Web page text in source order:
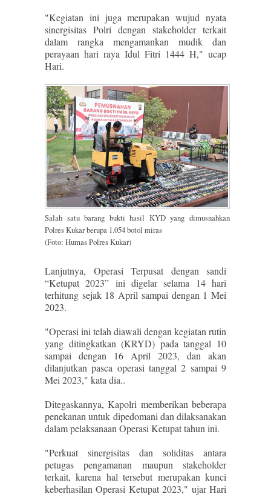
"Kegiatan ini juga merupakan wujud nyata
sinergisitas Polri dengan stakeholder terkait
dalam rangka mengamankan mudik dan
perayaan hari raya Idul Fitri 1444 H," ucap
Hari.
Salah satu barang bukti hasil KYD yang dimusnahkan
Polres Kukar berupa 1.054 botol miras
(Foto: Humas Polres Kukar)
Lanjutnya, Operasi Terpusat dengan sandi
“Ketupat 2023” ini digelar selama 14 hari
terhitung sejak 18 April sampai dengan 1 Mei
2023.
"Operasi ini telah diawali dengan kegiatan rutin
yang ditingkatkan (KRYD) pada tanggal 10
sampai dengan 16 April 2023, dan akan
dilanjutkan pasca operasi tanggal 2 sampai 9
Mei 2023," kata dia..
Ditegaskannya, Kapolri memberikan beberapa
penekanan untuk dipedomani dan dilaksanakan
dalam pelaksanaan Operasi Ketupat tahun ini.
"Perkuat sinergisitas dan soliditas antara
petugas pengamanan maupun stakeholder
terkait, karena hal tersebut merupakan kunci
keberhasilan Operasi Ketupat 2023," ujar Hari